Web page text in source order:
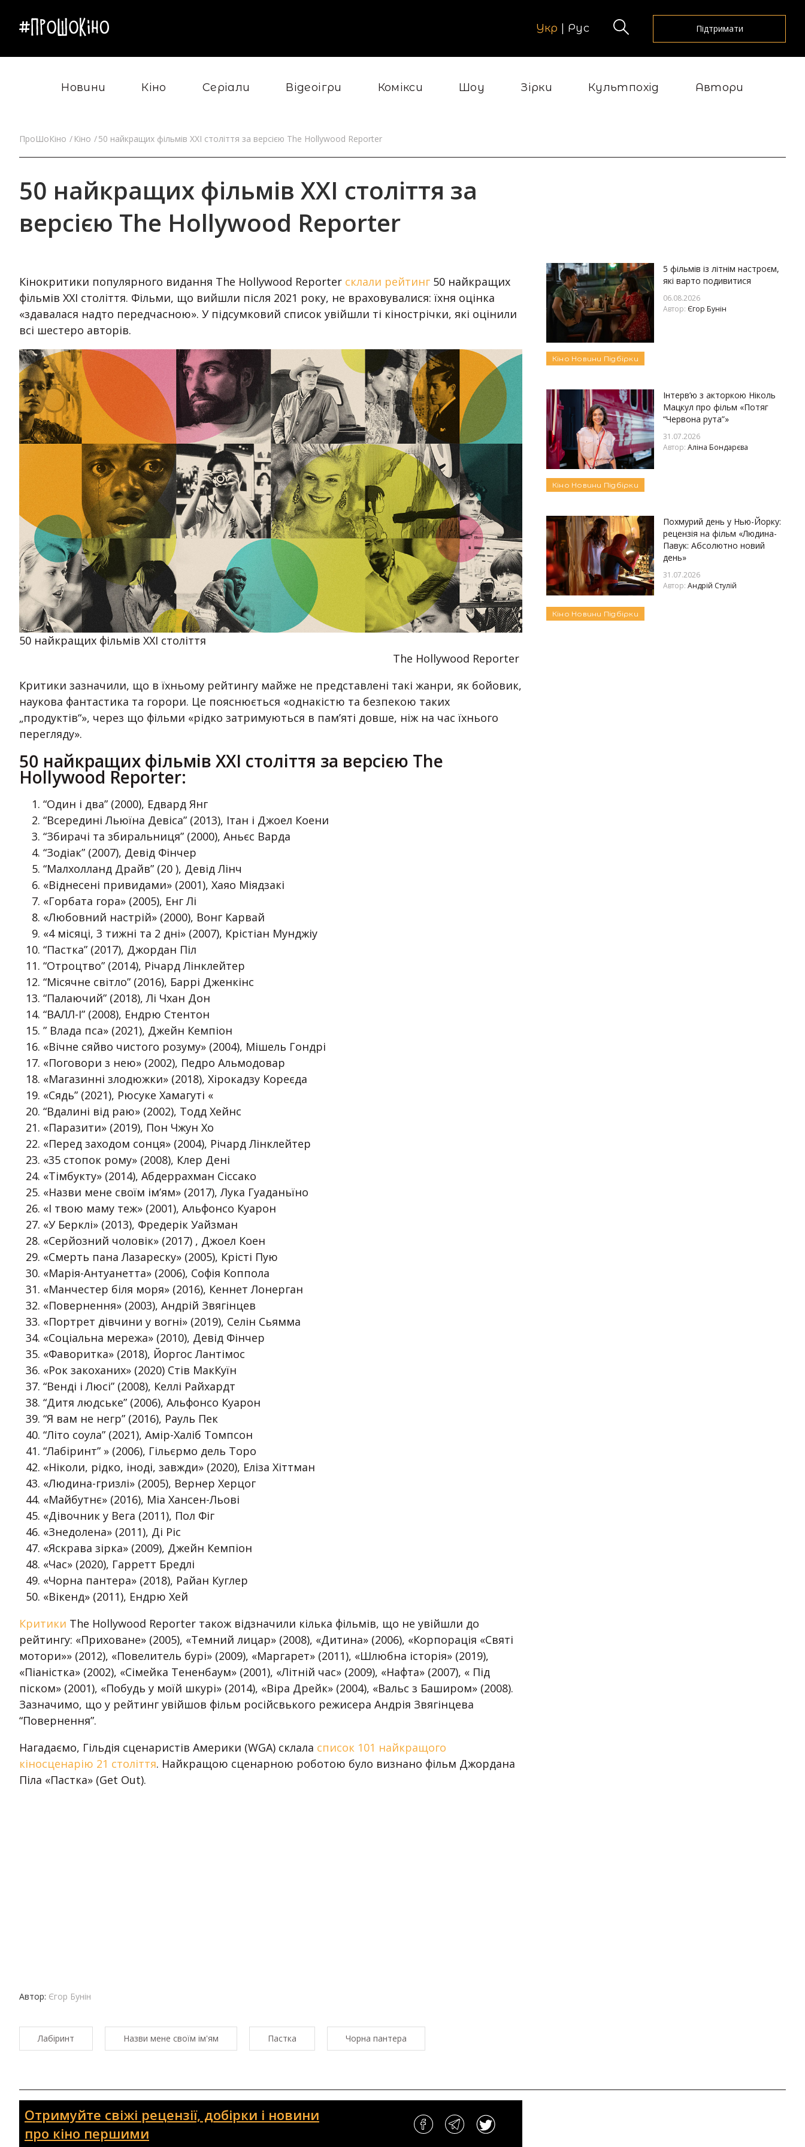
Укр Рус Підтримати
Новини Кіно Серіали Відеоігри Комікси Шоу Зірки Культпохід Автори
ПроШоКіно Кіно 50 найкращих фільмів XXI століття за версією The Hollywood Reporter
50 найкращих фільмів XXI століття за
версією The Hollywood Reporter
Кінокритики популярного видання The Hollywood Reporter склали рейтинг 50 найкращих
фільмів XXI століття. Фільми, що вийшли після 2021 року, не враховувалися: їхня оцінка
«здавалася надто передчасною». У підсумковий список увійшли ті кінострічки, які оцінили
всі шестеро авторів.
50 найкращих фільмів XXI століття
The Hollywood Reporter
Критики зазначили, що в їхньому рейтингу майже не представлені такі жанри, як бойовик,
наукова фантастика та горори. Це пояснюється «однакістю та безпекою таких
„продуктів“», через що фільми «рідко затримуються в пам’яті довше, ніж на час їхнього
перегляду».
50 найкращих фільмів XXI століття за версією The
Hollywood Reporter:
“Один і два” (2000), Едвард Янг
“Всередині Льюїна Девіса” (2013), Ітан і Джоел Коени
“Збирачі та збиральниця” (2000), Аньєс Варда
“Зодіак” (2007), Девід Фінчер
“Малхолланд Драйв” (20 ), Девід Лінч
«Віднесені привидами» (2001), Хаяо Міядзакі
«Горбата гора» (2005), Енг Лі
«Любовний настрій» (2000), Вонг Карвай
«4 місяці, 3 тижні та 2 дні» (2007), Крістіан Мунджіу
“Пастка” (2017), Джордан Піл
“Отроцтво” (2014), Річард Лінклейтер
“Місячне світло” (2016), Баррі Дженкінс
“Палаючий” (2018), Лі Чхан Дон
“ВАЛЛ-І” (2008), Ендрю Стентон
” Влада пса» (2021), Джейн Кемпіон
«Вічне сяйво чистого розуму» (2004), Мішель Гондрі
«Поговори з нею» (2002), Педро Альмодовар
«Магазинні злодюжки» (2018), Хірокадзу Кореєда
«Сядь” (2021), Рюсуке Хамагуті «
“Вдалині від раю» (2002), Тодд Хейнс
«Паразити» (2019), Пон Чжун Хо
«Перед заходом сонця» (2004), Річард Лінклейтер
«35 стопок рому» (2008), Клер Дені
«Тімбукту» (2014), Абдеррахман Сіссако
«Назви мене своїм ім’ям» (2017), Лука Гуаданьїно
«І твою маму теж» (2001), Альфонсо Куарон
«У Берклі» (2013), Фредерік Уайзман
«Серйозний чоловік» (2017) , Джоел Коен
«Смерть пана Лазареску» (2005), Крісті Пую
«Марія-Антуанетта» (2006), Софія Коппола
«Манчестер біля моря» (2016), Кеннет Лонерган
«Повернення» (2003), Андрій Звягінцев
«Портрет дівчини у вогні» (2019), Селін Сьямма
«Соціальна мережа» (2010), Девід Фінчер
«Фаворитка» (2018), Йоргос Лантімос
«Рок закоханих» (2020) Стів МакКуїн
“Венді і Люсі” (2008), Келлі Райхардт
“Дитя людське” (2006), Альфонсо Куарон
“Я вам не негр” (2016), Рауль Пек
“Літо соула” (2021), Амір-Халіб Томпсон
“Лабіринт” » (2006), Гільєрмо дель Торо
«Ніколи, рідко, іноді, завжди» (2020), Еліза Хіттман
«Людина-гризлі» (2005), Вернер Херцог
«Майбутнє» (2016), Міа Хансен-Льові
«Дівочник у Вега (2011), Пол Фіг
«Знедолена» (2011), Ді Ріс
«Яскрава зірка» (2009), Джейн Кемпіон
«Час» (2020), Гарретт Бредлі
«Чорна пантера» (2018), Райан Куглер
«Вікенд» (2011), Ендрю Хей
Критики The Hollywood Reporter також відзначили кілька фільмів, що не увійшли до
рейтингу: «Приховане» (2005), «Темний лицар» (2008), «Дитина» (2006), «Корпорація «Святі
мотори»» (2012), «Повелитель бурі» (2009), «Маргарет» (2011), «Шлюбна історія» (2019),
«Піаністка» (2002), «Сімейка Тененбаум» (2001), «Літній час» (2009), «Нафта» (2007), « Під
піском» (2001), «Побудь у моїй шкурі» (2014), «Віра Дрейк» (2004), «Вальс з Баширом» (2008).
Зазначимо, що у рейтинг увійшов фільм російсвького режисера Андрія Звягінцева
“Повернення”.
Нагадаємо, Гільдія сценаристів Америки (WGA) склала список 101 найкращого
кіносценарію 21 століття. Найкращою сценарною роботою було визнано фільм Джордана
Піла «Пастка» (Get Out).
Автор: Єгор Бунін
Лабіринт Назви мене своїм ім'ям Пастка Чорна пантера
5 фільмів із літнім настроєм,
які варто подивитися
06.08.2026
Автор: Єгор Бунін
Кіно Новини Підбірки
Інтерв’ю з акторкою Ніколь
Мацкул про фільм «Потяг
“Червона рута”»
31.07.2026
Автор: Аліна Бондарєва
Кіно Новини Підбірки
Похмурий день у Нью-Йорку:
рецензія на фільм «Людина-
Павук: Абсолютно новий
день»
31.07.2026
Автор: Андрій Стулій
Кіно Новини Підбірки
Отримуйте свіжі рецензії, добірки і новини
про кіно першими